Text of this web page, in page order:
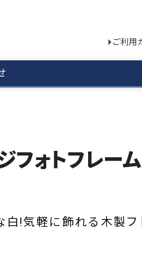
ご利用
フォトフレー
白!気軽に飾れる木製フ